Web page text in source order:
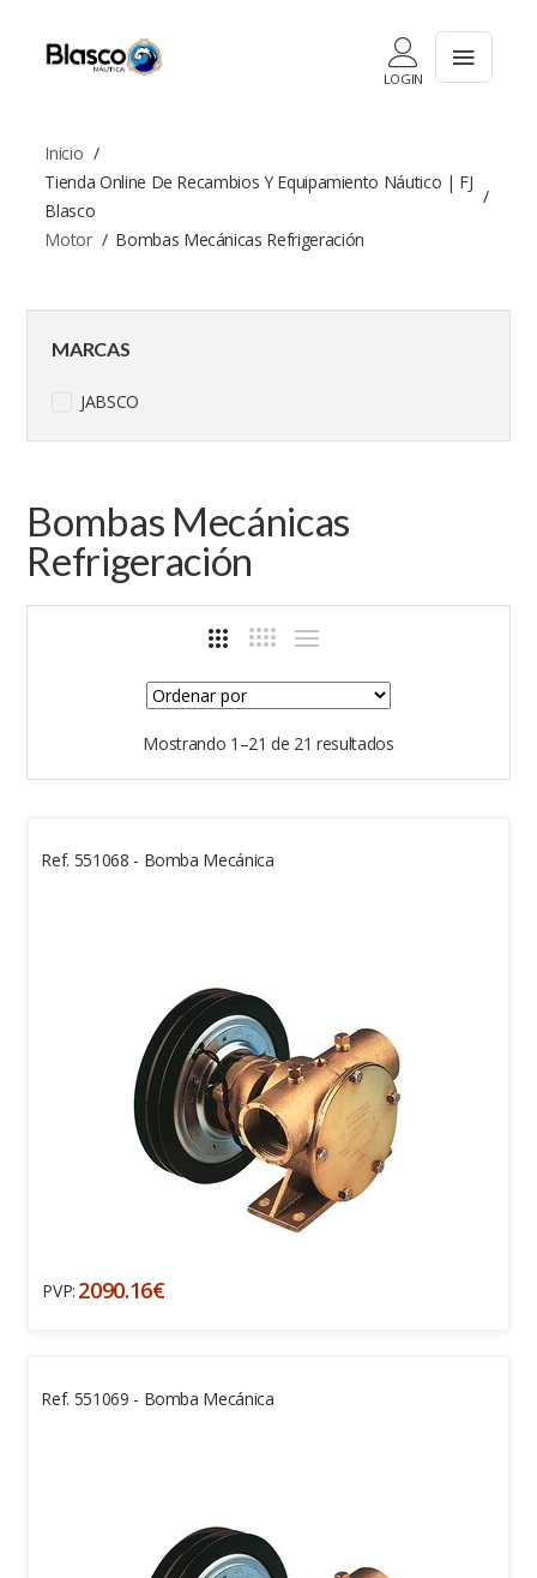
LOGIN
Inicio
Tienda Online De Recambios Y Equipamiento Náutico | FJ
Blasco
Motor
Bombas Mecánicas Refrigeración
Bombas Mecánicas
Refrigeración
Mostrando 1–21 de 21 resultados
Ref. 551068 - Bomba Mecánica
PVP: 2090.16€
Ref. 551069 - Bomba Mecánica
MARCAS
JABSCO